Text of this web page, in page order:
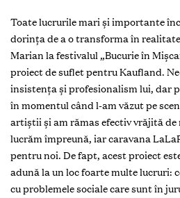
Toate lucrurile mari și importante
dorința de a o transforma în
Marian la festivalul „Bucurie în
proiect de suflet pentru Kaufland.
insistența și profesionalism lui, dar
în momentul când l-am văzut pe
artiștii și am rămas efectiv vrăjită de
lucrăm împreună, iar caravana
pentru noi. De fapt, acest proiect
adună la un loc foarte multe lucruri:
cu problemele sociale care sunt în